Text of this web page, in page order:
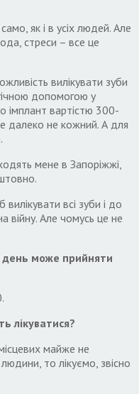
як і в усіх людей. Але
стреси – все це
вилікувати зуби
допомогою у
імплант вартістю 300-
далеко не кожний. А для
мене в Запоріжжі,
всі зуби і до
війну. Але чомусь це не
день може прийняти
лікуватися?
майже не
то лікуємо, звісно